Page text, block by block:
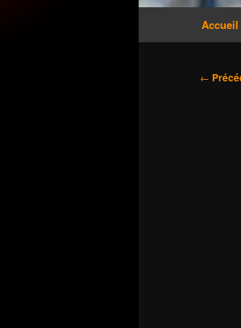
Aller
Aller
Accueil
←